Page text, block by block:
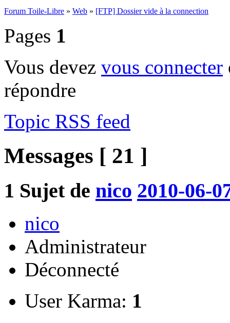
Forum Toile-Libre » Web » [FTP] Dossier vide à la connection
Pages 1
Vous devez vous connecter
répondre
Topic RSS feed
Messages [ 21 ]
1 Sujet de nico 2010-06-
nico
Administrateur
Déconnecté
User Karma: 1